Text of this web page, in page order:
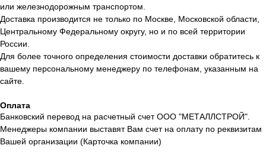
или железнодорожным транспортом.
Доставка производится не только по Москве, Московской области,
Центральному Федеральному округу, но и по всей территории
России.
Для более точного определения стоимости доставки обратитесь к
вашему персональному менеджеру по телефонам, указанным на
сайте.
Оплата
Банковский перевод на расчетный счет ООО "МЕТАЛЛСТРОЙ".
Менеджеры компании выставят Вам счет на оплату по реквизитам
Вашей организации (Карточка компании)